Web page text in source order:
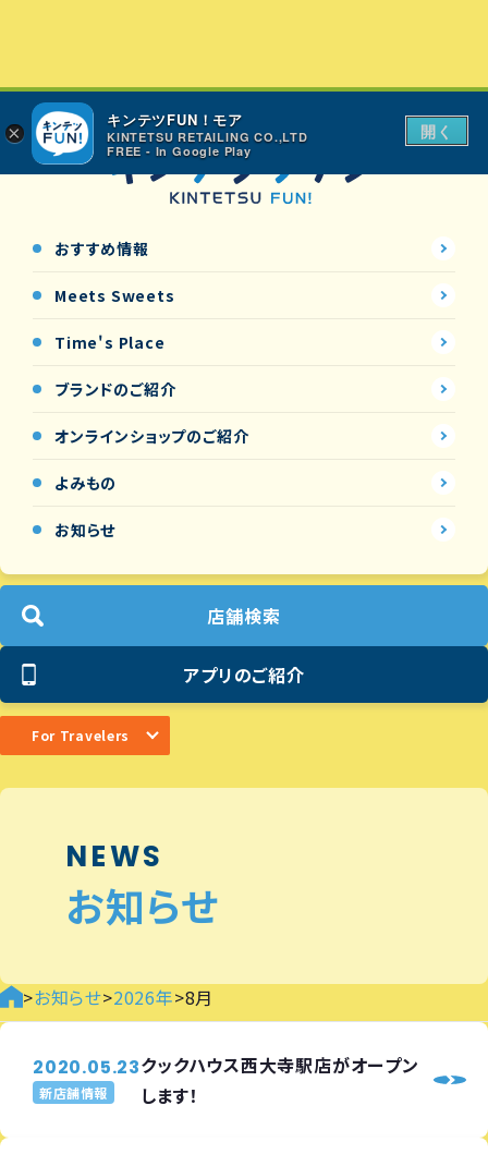
おすすめ情報
Meets Sweets
Time's Place
ブランドのご紹介
オンラインショップのご紹介
よみもの
お知らせ
店舗検索
アプリのご紹介
For Travelers
NEWS
お知らせ
>お知らせ>2026年>8月
2020.05.23
新店舗情報
クックハウス西大寺駅店がオープン
します！
×
キンテツFUN！モア
KINTETSU RETAILING CO.,LTD
FREE - In Google Play
開く